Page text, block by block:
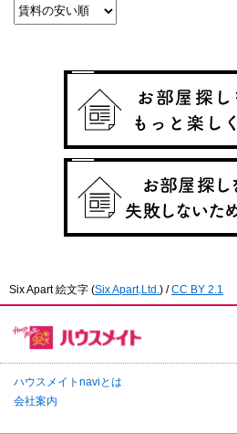
Six Apart 絵文字 (Six Apart,Ltd. ) /CC BY 2.1
ハウスメイトnaviとは
会社案内